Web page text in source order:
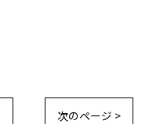
次のページ >